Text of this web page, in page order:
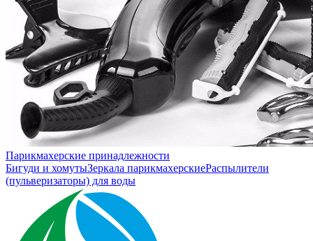
Парикмахерские принадлежности
Бигуди и хомутыЗеркала парикмахерскиеРаспылители
(пульверизаторы) для воды